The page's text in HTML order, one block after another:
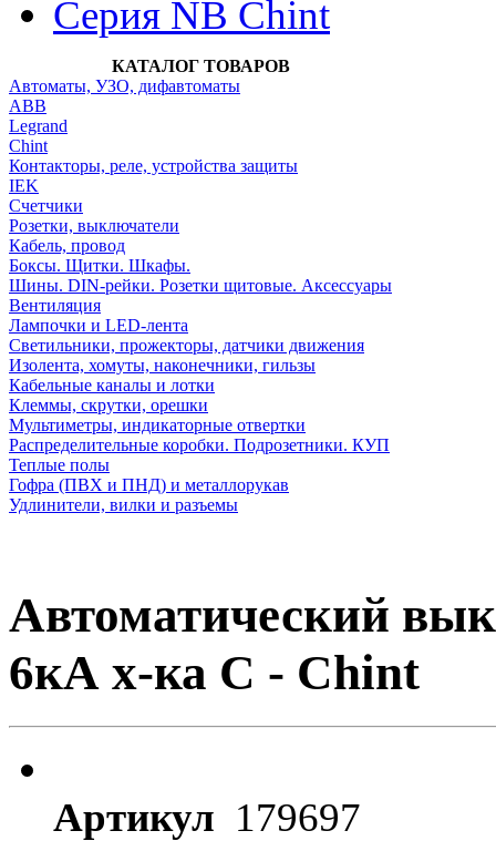
Серия NB Chint
КАТАЛОГ ТОВАРОВ
Автоматы, УЗО, дифавтоматы
АВВ
Legrand
Chint
Контакторы, реле, устройства защиты
IEK
Счетчики
Розетки, выключатели
Кабель, провод
Боксы. Щитки. Шкафы.
Шины. DIN-рейки. Розетки щитовые. Аксессуары
Вентиляция
Лампочки и LED-лента
Светильники, прожекторы, датчики движения
Изолента, хомуты, наконечники, гильзы
Кабельные каналы и лотки
Клеммы, скрутки, орешки
Мультиметры, индикаторные отвертки
Распределительные коробки. Подрозетники. КУП
Теплые полы
Гофра (ПВХ и ПНД) и металлорукав
Удлинители, вилки и разъемы
Автоматический
6кА х-ка C - Chint
Артикул 179697